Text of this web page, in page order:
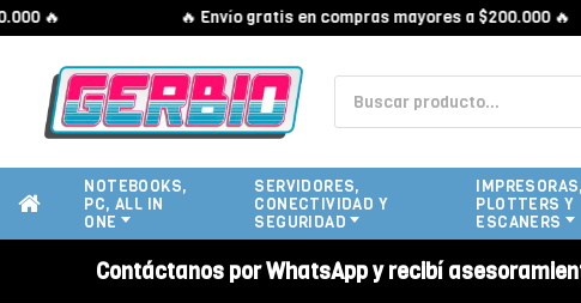
🔥 🔥 Envío gratis en compras mayores a $200.000 🔥
NOTEBOOKS,
PC, ALL IN
ONE
SERVIDORES,
CONECTIVIDAD Y
SEGURIDAD
IMPRESORAS,
PLOTTERS Y
ESCANERS
Contáctanos por WhatsApp y recibí